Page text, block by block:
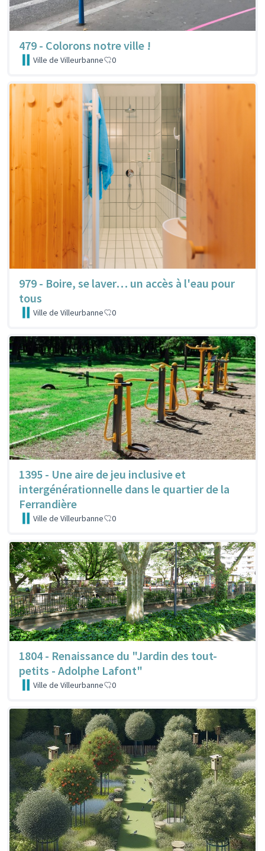
479 - Colorons notre ville !
Ville de Villeurbanne 0
979 - Boire, se laver… un accès à l'eau pour
tous
Ville de Villeurbanne 0
1395 - Une aire de jeu inclusive et
intergénérationnelle dans le quartier de la
Ferrandière
Ville de Villeurbanne 0
1804 - Renaissance du "Jardin des tout-
petits - Adolphe Lafont"
Ville de Villeurbanne 0